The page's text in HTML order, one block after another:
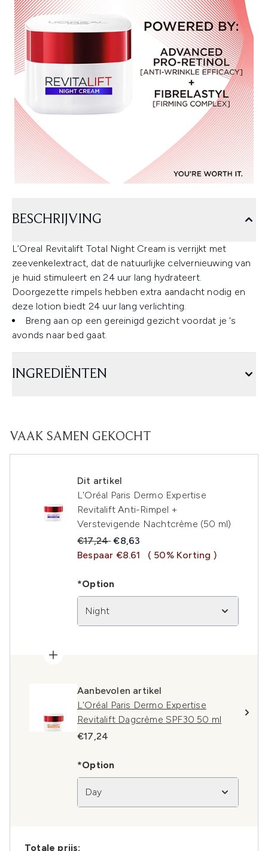
BESCHRIJVING
L’Oreal Revitalift Total Night Cream is verrijkt met
zeevenkelextract, dat de natuurlijke celvernieuwing van
je huid stimuleert en 24 uur lang hydrateert.
Doorgezette rimpels hebben extra aandacht nodig en
deze lotion biedt 24 uur lang verlichting.
Breng aan op een gereinigd gezicht voordat je ‘s
avonds naar bed gaat.
INGREDIËNTEN
VAAK SAMEN GEKOCHT
Dit artikel
L'Oréal Paris Dermo Expertise
Revitalift Anti-Rimpel +
Verstevigende Nachtcrème (50 ml)
Recommended Retail Price:
€17,24Huidige prijs:
€8,63
Bespaar €8.61
( 50% Korting )
*Option
Night
Aanbevolen artikel
L'Oréal Paris Dermo Expertise
Revitalift Dagcrème SPF30 50 ml
€17,24
*Option
Day
Totale prijs: